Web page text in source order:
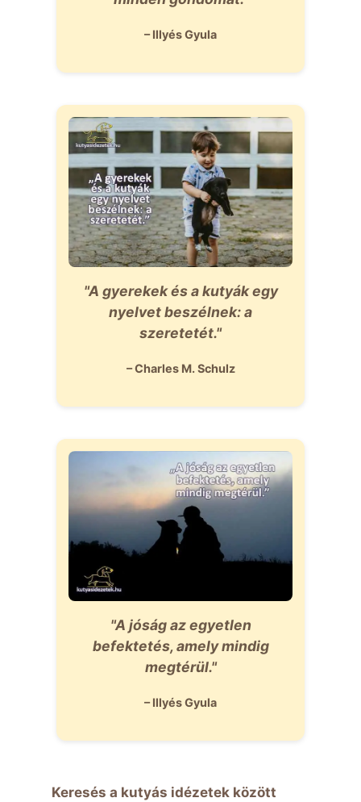
– Illyés Gyula
"A gyerekek és a kutyák egy
nyelvet beszélnek: a
szeretetét."
– Charles M. Schulz
"A jóság az egyetlen
befektetés, amely mindig
megtérül."
– Illyés Gyula
Keresés a kutyás idézetek között